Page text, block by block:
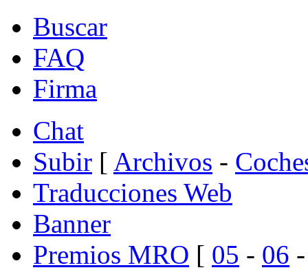
Buscar
FAQ
Firma
Chat
Subir [ Archivos -
Traducciones Web
Banner
Premios MRO [ 05 - 06